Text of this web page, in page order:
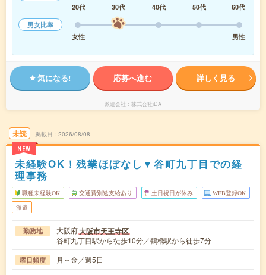
20代
30代 40代 50代
60代
男女比率
女性
男性
気になる! 応募へ進む 詳しく見る
派遣会社 株式会社iDA
未読
NEW
掲載日 2026/08/08
未経験OK！残業ほぼなし▼谷町九丁目での経
理事務
職種未経験OK 交通費別途支給あり 土日祝日が休み WEB登録OK
派遣
勤務地 大阪府大阪市天王寺区
谷町九丁目駅から徒歩10分／鶴橋駅から徒歩7分
曜日頻度 月～金／週5日